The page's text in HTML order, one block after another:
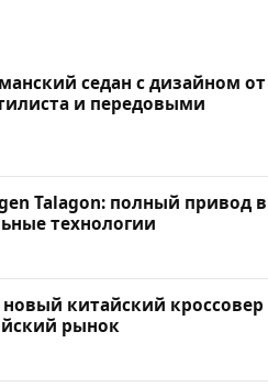
седан с дизайном от
и передовыми
Talagon: полный привод в
технологии
новый китайский кроссовер
рынок